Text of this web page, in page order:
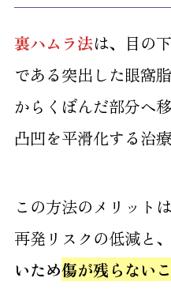
裏ハムラ法は、目の
である突出した眼窩
からくぼんだ部分へ
凸凹を平滑化する治療
この方法のメリット
再発リスクの低減と、
いため傷が残らない